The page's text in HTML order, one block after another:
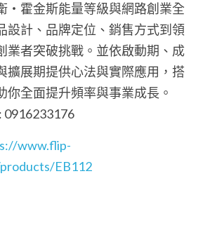
・霍金斯能量等級與網路創業全
設計、品牌定位、銷售方式到領
業者突破挑戰。並依啟動期、成
擴展期提供心法與實際應用，搭
你全面提升頻率與事業成長。
0916233176
www.flip-
EB112